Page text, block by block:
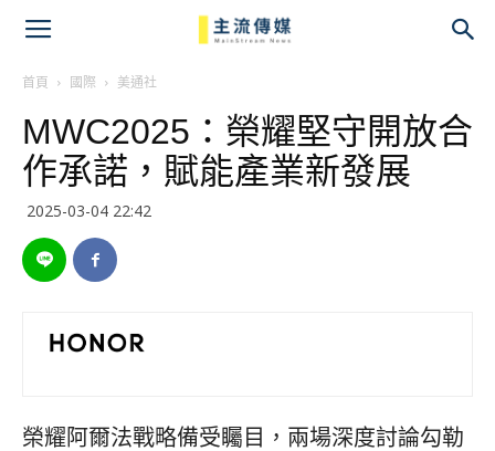
首頁 國際 美通社
MWC2025：榮耀堅守開放合
作承諾，賦能產業新發展
2025-03-04 22:42
榮耀阿爾法戰略備受矚目，兩場深度討論勾勒